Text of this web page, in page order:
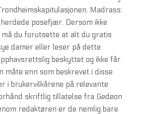
Madrass:
herdede posefjær. Dersom ikke
du forutsette at alt du gratis
damer eller leser på dette
beskyttet og ikke får
måte enn som beskrevet i disse
i brukervilkårene på relevante
skriftlig tillatelse fra Gedeon
redaktøren er de nemlig bare